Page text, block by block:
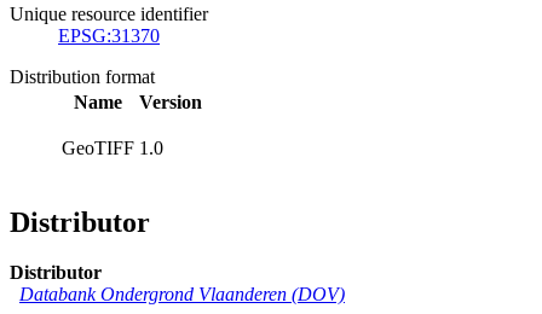
Unique resource identifier
EPSG:31370
Distribution format
Name
Version
GeoTIFF 1.0
Distributor
Distributor
Databank Ondergrond Vlaanderen (DOV)